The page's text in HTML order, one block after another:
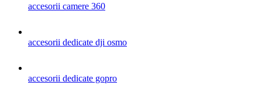
accesorii camere 360
accesorii dedicate dji osmo
accesorii dedicate gopro